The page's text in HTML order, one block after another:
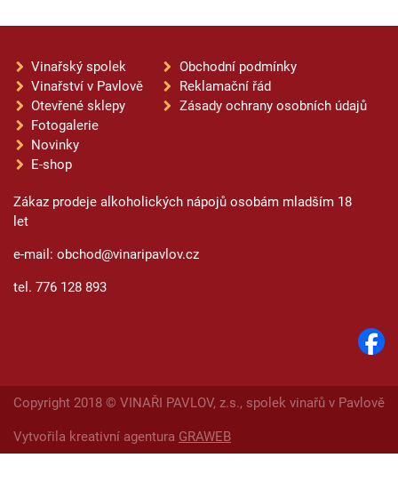
Vinařský spolek
Vinařství v Pavlově
Otevřené sklepy
Fotogalerie
Novinky
E-shop
Obchodní podmínky
Reklamační řád
Zásady ochrany osobních údajů
Zákaz prodeje alkoholických nápojů osobám mladším 18
let
e-mail: obchod@vinaripavlov.cz
tel. 776 128 893
Copyright 2018 © VINAŘI PAVLOV, z.s., spolek vinařů v Pavlově
Vytvořila kreativní agentura GRAWEB